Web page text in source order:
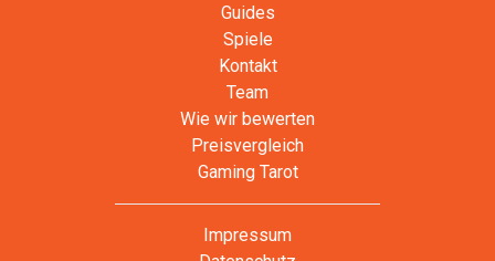
Guides
Spiele
Kontakt
Team
Wie wir bewerten
Preisvergleich
Gaming Tarot
Impressum